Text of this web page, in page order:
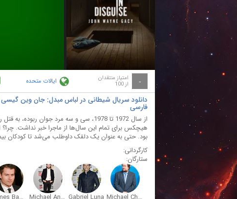
- امتیاز منتقدان
از 100 ایالات متحده
فارسی
از سال 1972 تا 1978، سی و سه مرد جوان
هیچکس برای تمام این سال‌ها از ماجرا خبر نداشت.
بود. حتی به عنوان یک دلقک داوطلب می‌شد تا کودکان
کارگردانی:
ستارگان: